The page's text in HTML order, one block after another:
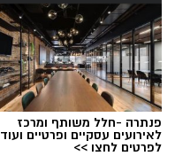
פנתרה -חלל משותף ומרכז
לאירועים עסקיים ופרטיים ועוד
לפרטים לחצו >>